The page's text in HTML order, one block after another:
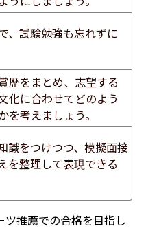
、試験勉強も忘れずに
歴をまとめ、志望する
化に合わせてどのよう
を考えましょう。
識をつけつつ、模擬面接
を整理して表現できる
ツ推薦での合格を目指し